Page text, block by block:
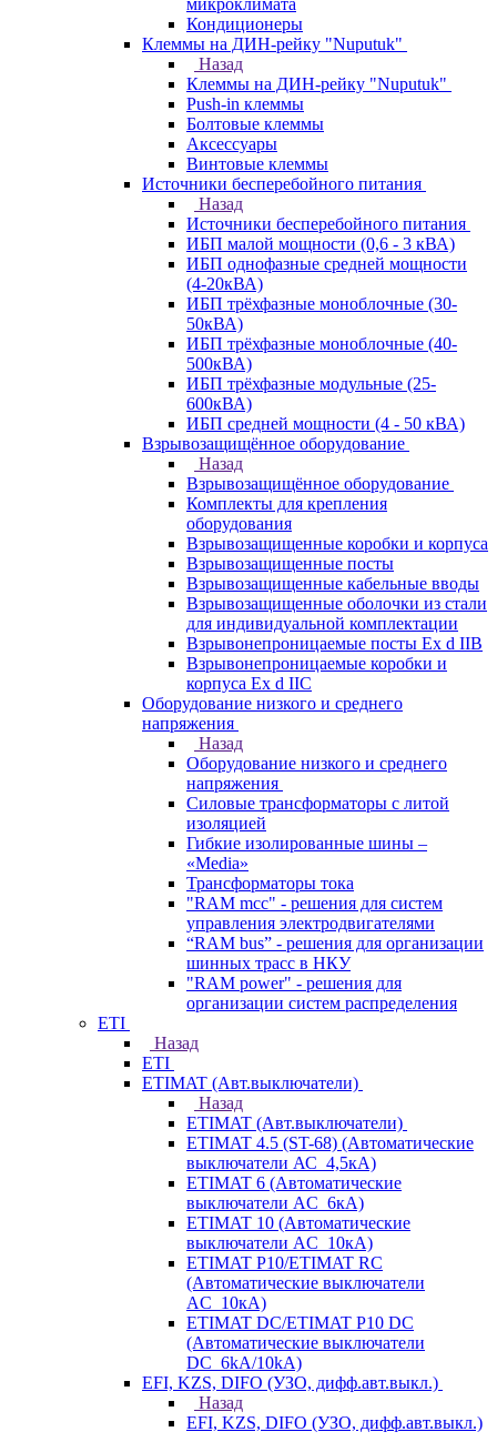
микроклимата
Кондиционеры
Клеммы на ДИН-рейку "Nuputuk"
Назад
Клеммы на ДИН-рейку "Nuputuk"
Push-in клеммы
Болтовые клеммы
Аксессуары
Винтовые клеммы
Источники бесперебойного питания
Назад
Источники бесперебойного питания
ИБП малой мощности (0,6 - 3 кВА)
ИБП однофазные средней мощности
(4-20кВА)
ИБП трёхфазные моноблочные (30-
50кВА)
ИБП трёхфазные моноблочные (40-
500кВА)
ИБП трёхфазные модульные (25-
600кВА)
ИБП средней мощности (4 - 50 кВА)
Взрывозащищённое оборудование
Назад
Взрывозащищённое оборудование
Комплекты для крепления
оборудования
Взрывозащищенные коробки и корпуса
Взрывозащищенные посты
Взрывозащищенные кабельные вводы
Взрывозащищенные оболочки из стали
для индивидуальной комплектации
Взрывонепроницаемые посты Ex d IIB
Взрывонепроницаемые коробки и
корпуса Ex d IIС
Оборудование низкого и среднего
напряжения
Назад
Оборудование низкого и среднего
напряжения
Силовые трансформаторы с литой
изоляцией
Гибкие изолированные шины –
«Media»
Трансформаторы тока
"RAM mcc" - решения для систем
управления электродвигателями
“RAM bus” - решения для организации
шинных трасс в НКУ
"RAM power" - решения для
организации систем распределения
ETI
Назад
ETI
ETIMAT (Авт.выключатели)
Назад
ETIMAT (Авт.выключатели)
ETIMAT 4.5 (ST-68) (Автоматические
выключатели АС_4,5кА)
ETIMAT 6 (Автоматические
выключатели AC_6кА)
ETIMAT 10 (Автоматические
выключатели AC_10кА)
ETIMAT P10/ETIMAT RC
(Автоматические выключатели
AC_10кА)
ETIMAT DC/ETIMAT P10 DC
(Автоматические выключатели
DC_6kA/10kA)
EFI, KZS, DIFO (УЗО, дифф.авт.выкл.)
Назад
EFI, KZS, DIFO (УЗО, дифф.авт.выкл.)